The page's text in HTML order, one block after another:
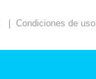
Condiciones de uso